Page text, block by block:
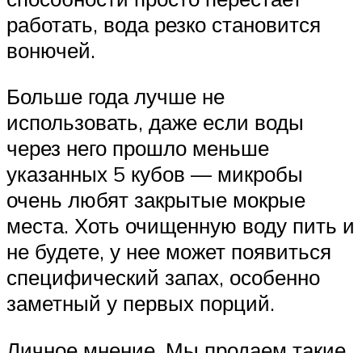
работать, вода резко становится
вонючей.
Больше года лучше не
использовать, даже если воды
через него прошло меньше
указанных 5 кубов — микробы
очень любят закрытые мокрые
места. Хоть очищенную воду пить и
не будете, у нее может появиться
специфический запах, особенно
заметный у первых порций.